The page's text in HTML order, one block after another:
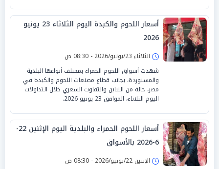
أسعار اللحوم والكبدة اليوم الثلاثاء 23 يونيو
2026
الثلاثاء 23/يونيو/2026 - 08:30 ص
شهدت أسواق اللحوم الحمراء بمختلف أنواعها البلدية
والمستوردة، بجانب قطاع مصنعات اللحوم والكبدة في
مصر، حالة من التباين والتفاوت السعري خلال التداولات
اليوم الثلاثاء، الموافق 23 يونيو 2026.
أسعار اللحوم الحمراء والبلدية اليوم الإثنين 22-
6-2026 بالأسواق
الإثنين 22/يونيو/2026 - 08:30 ص